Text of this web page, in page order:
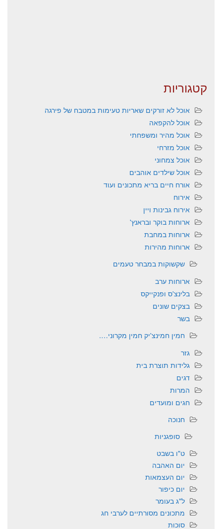
קטגוריות
אוכל לא זורקים שאריות טעימות במטבח של פירגה
אוכל להקפאה
אוכל מהיר ומשפחתי
אוכל מזרחי
אוכל צמחוני
אוכל שילדים אוהבים
אורח חיים בריא מתכונים ועוד
אירוח
אירוח גבינות ויין
ארוחות בוקר ובראנץ'
ארוחות במחבת
ארוחות מהירות
שקשוקות במבחר טעמים
ארוחות ערב
בלינצ'ס ופנקייקס
בצקים שונים
בשר
חמין חמינצ'יק חמין מקרוני….
גזר
גלידות תוצרת בית
דגים
המרות
חגים ומועדים
חנוכה
סופגניות
ט"ו בשבט
יום האהבה
יום העצמאות
יום כיפור
ל"ג בעומר
מתכונים מסורתיים לערבי חג
סוכות